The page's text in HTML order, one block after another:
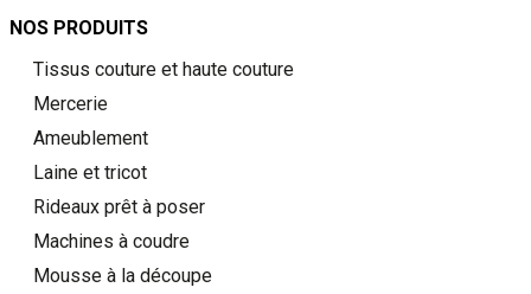
NOS PRODUITS
Tissus couture et haute couture
Mercerie
Ameublement
Laine et tricot
Rideaux prêt à poser
Machines à coudre
Mousse à la découpe